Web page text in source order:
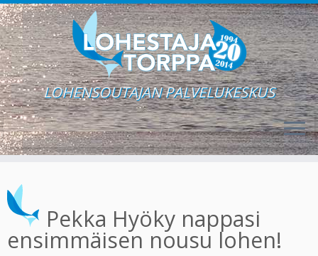
content
LOHENSOUTAJAN PALVELUKESKUS
Pekka Hyöky nappasi
ensimmäisen nousu lohen!